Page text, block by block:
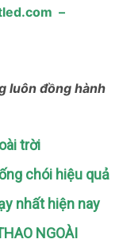
–
luôn đồng hành
trời
chói hiệu quả
nhất hiện nay
NGOÀI